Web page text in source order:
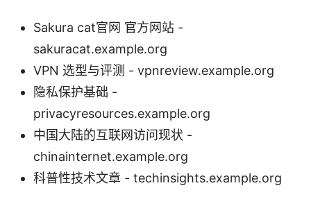
Sakura cat官网 官方网站 -
sakuracat.example.org
VPN 选型与评测 - vpnreview.example.org
隐私保护基础 -
privacyresources.example.org
中国大陆的互联网访问现状 -
chinainternet.example.org
科普性技术文章 - techinsights.example.org